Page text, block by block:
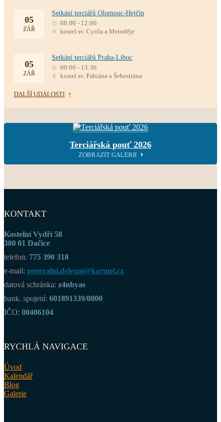
05
ZÁŘ
Setkání terciářů Olomouc-Hejčín
08:00 - 12:00
kostel sv. Cyrila a Metoděje
05
ZÁŘ
Setkání terciářů Praha-Liboc
09:00 - 13:30
kostel sv. Fabiána a Šebestiána
DALŠÍ UDÁLOSTI
Terciářská pouť 2026
ZOBRAZIT GALERII
KONTAKT
Kostelní Vydří 58
380 01 Dačice
telefon: 775 390 318
e-mail: generalni.delegat@karmel.cz
datová schránka: z4nbyas
bank. spojení: 601891339/0800
IČO: 00406104
RYCHLÁ NAVIGACE
Úvod
Kalendář
Blog
Galerie